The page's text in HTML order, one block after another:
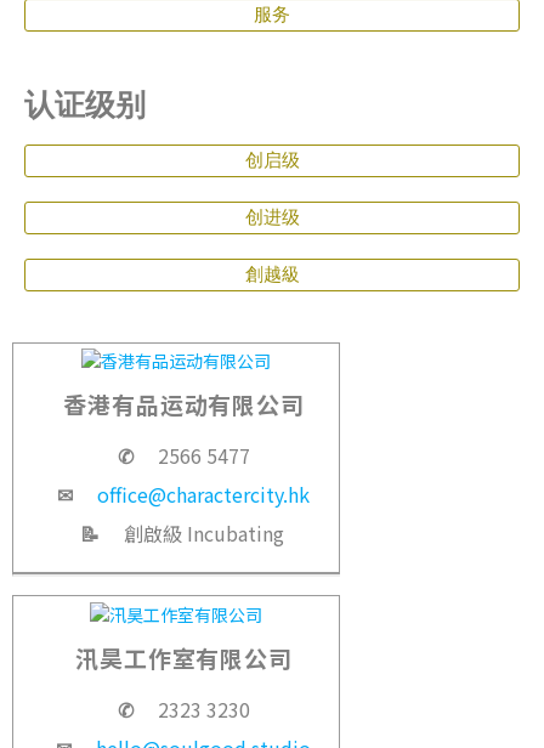
服务
认证级别​
创启级
创进级
創越級
香港有品运动有限公司
✆
2566 5477
✉
office@charactercity.hk
📝
創啟級 Incubating
汛昊工作室有限公司
✆
2323 3230